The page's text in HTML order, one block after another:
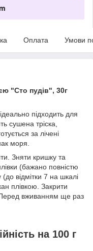
Оплата Умови
"Сто пудів", 30г
підходить для
сушена тріска,
за лічені
моря.
Зняти кришку та
(бажано повністю
відмітки 7 на шкалі
плівкою. Закрити
вживанням ще раз
на 100 г